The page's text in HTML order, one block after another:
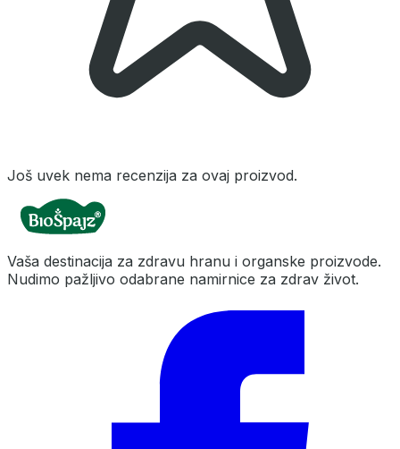
Još uvek nema recenzija za ovaj proizvod.
Vaša destinacija za zdravu hranu i organske proizvode.
Nudimo pažljivo odabrane namirnice za zdrav život.